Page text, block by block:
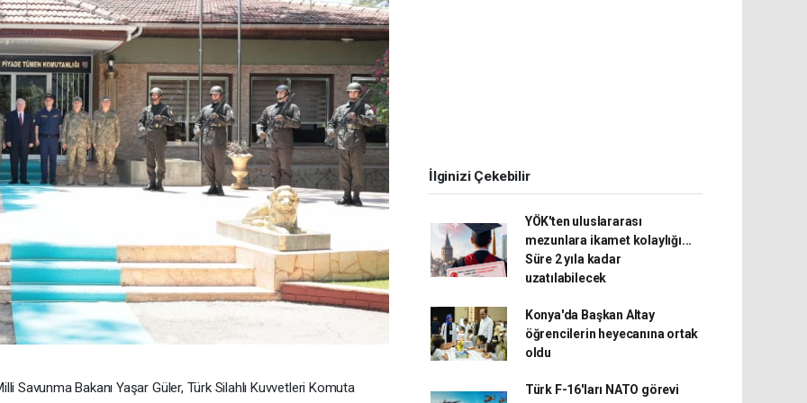
Savunma Bakanı Yaşar Güler, Türk Silahlı Kuvvetleri Komuta
İlginizi Çekebilir
YÖK'ten uluslararası
mezunlara ikamet kolaylığı...
Süre 2 yıla kadar
uzatılabilecek
Konya'da Başkan Altay
öğrencilerin heyecanına ortak
oldu
Türk F-16'ları NATO görevi